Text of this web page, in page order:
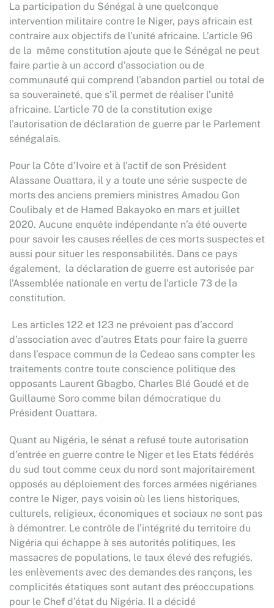
La participation du Sénégal à une quelconque
intervention militaire contre le Niger, pays africain est
contraire aux objectifs de l’unité africaine. L’article 96
de la même constitution ajoute que le Sénégal ne peut
faire partie à un accord d’association ou de
communauté qui comprend l’abandon partiel ou total de
sa souveraineté, que s’il permet de réaliser l’unité
africaine. L’article 70 de la constitution exige
l’autorisation de déclaration de guerre par le Parlement
sénégalais.
Pour la Côte d’Ivoire et à l’actif de son Président
Alassane Ouattara, il y a toute une série suspecte de
morts des anciens premiers ministres Amadou Gon
Coulibaly et de Hamed Bakayoko en mars et juillet
2020. Aucune enquête indépendante n’a été ouverte
pour savoir les causes réelles de ces morts suspectes et
aussi pour situer les responsabilités. Dans ce pays
également, la déclaration de guerre est autorisée par
l’Assemblée nationale en vertu de l’article 73 de la
constitution.
Les articles 122 et 123 ne prévoient pas d’accord
d’association avec d’autres Etats pour faire la guerre
dans l’espace commun de la Cedeao sans compter les
traitements contre toute conscience politique des
opposants Laurent Gbagbo, Charles Blé Goudé et de
Guillaume Soro comme bilan démocratique du
Président Ouattara.
Quant au Nigéria, le sénat a refusé toute autorisation
d’entrée en guerre contre le Niger et les Etats fédérés
du sud tout comme ceux du nord sont majoritairement
opposés au déploiement des forces armées nigérianes
contre le Niger, pays voisin où les liens historiques,
culturels, religieux, économiques et sociaux ne sont pas
à démontrer. Le contrôle de l’intégrité du territoire du
Nigéria qui échappe à ses autorités politiques, les
massacres de populations, le taux élevé des refugiés,
les enlèvements avec des demandes des rançons, les
complicités étatiques sont autant des préoccupations
pour le Chef d’état du Nigéria. Il a décidé